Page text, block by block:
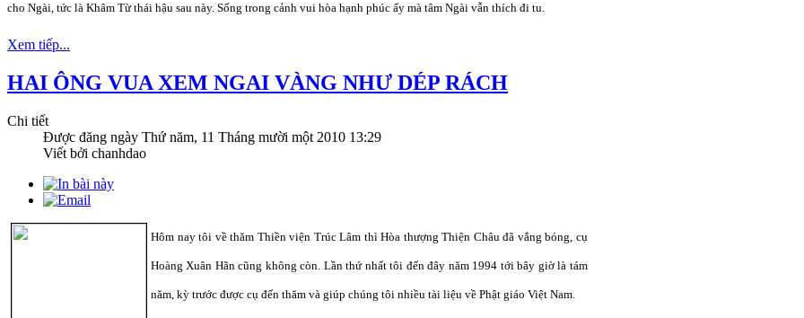
cho Ngài, tức là Khâm Từ thái hậu sau này. Sống trong cảnh vui hòa hạnh phúc ấy mà tâm Ngài vẫn thích đi tu.
Xem tiếp...
HAI ÔNG VUA XEM NGAI VÀNG NHƯ DÉP RÁCH
Chi tiết
Được đăng ngày Thứ năm, 11 Tháng mười một 2010 13:29
Viết bởi chanhdao
Hôm nay tôi về thăm Thiền viện Trúc Lâm thì Hòa thượng Thiện Châu đã vắng bóng, cụ
Hoàng Xuân Hãn cũng không còn. Lần thứ nhất tôi đến đây năm 1994 tới bây giờ là tám
năm, kỳ trước được cụ đến thăm và giúp chúng tôi nhiều tài liệu về Phật giáo Việt Nam.